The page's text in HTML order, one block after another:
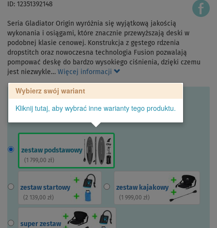
ID: 12351392148
Seria Gladiator Origin wyróżnia się wyjątkową jakością
wykonania i osiągami, które znacznie przewyższają deski w
podobnej klasie cenowej. Konstrukcja z gęstego rdzenia
dropstitch oraz nowoczesna technologia Fusion pozwalają
pompować deskę do bardzo wysokiego ciśnienia, dzięki czemu
jest niezwykle… Więcej informacji
Wybierz swój wariant
Kliknij tutaj, aby wybrać inne warianty tego produktu.
zestaw podstawowy
( 1 799,00 zł)
zestaw startowy
( 2 139,00 zł)
zestaw kajakowy
( 1 999,00 zł)
super zestaw